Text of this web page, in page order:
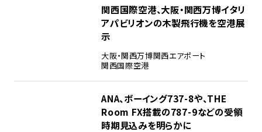
関西国際空港、大阪・関西万博イタリ
アパビリオンの木製飛行機を空港展
示
大阪・関西万博関西エアポート
関西国際空港
ANA、ボーイング737-8や、THE
Room FX搭載の787-9などの受領
時期見込みを明らかに